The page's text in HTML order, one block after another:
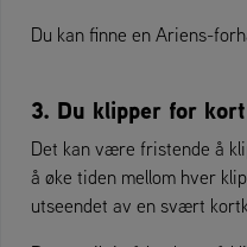
Du kan finne en Ariens-
3. Du klipper for kort
Det kan være fristende å
å øke tiden mellom hver
utseendet av en svært